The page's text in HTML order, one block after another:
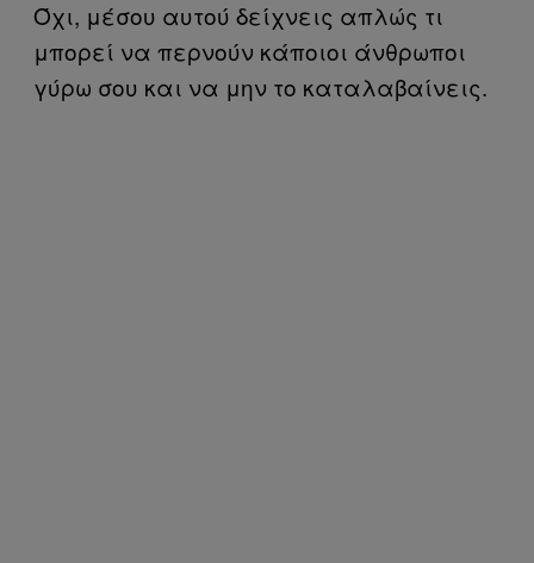
Όχι, μέσου αυτού δείχνεις απλώς τι
μπορεί να περνούν κάποιοι άνθρωποι
γύρω σου και να μην το καταλαβαίνεις.